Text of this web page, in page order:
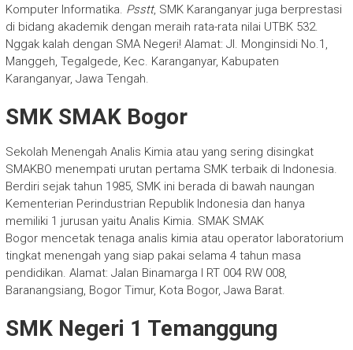
Komputer Informatika. Psstt, SMK Karanganyar juga berprestasi
di bidang akademik dengan meraih rata-rata nilai UTBK 532.
Nggak kalah dengan SMA Negeri! Alamat: Jl. Monginsidi No.1,
Manggeh, Tegalgede, Kec. Karanganyar, Kabupaten
Karanganyar, Jawa Tengah.
SMK SMAK Bogor
Sekolah Menengah Analis Kimia atau yang sering disingkat
SMAKBO menempati urutan pertama SMK terbaik di Indonesia.
Berdiri sejak tahun 1985, SMK ini berada di bawah naungan
Kementerian Perindustrian Republik Indonesia dan hanya
memiliki 1 jurusan yaitu Analis Kimia. SMAK SMAK
Bogor mencetak tenaga analis kimia atau operator laboratorium
tingkat menengah yang siap pakai selama 4 tahun masa
pendidikan. Alamat: Jalan Binamarga I RT 004 RW 008,
Baranangsiang, Bogor Timur, Kota Bogor, Jawa Barat.
SMK Negeri 1 Temanggung